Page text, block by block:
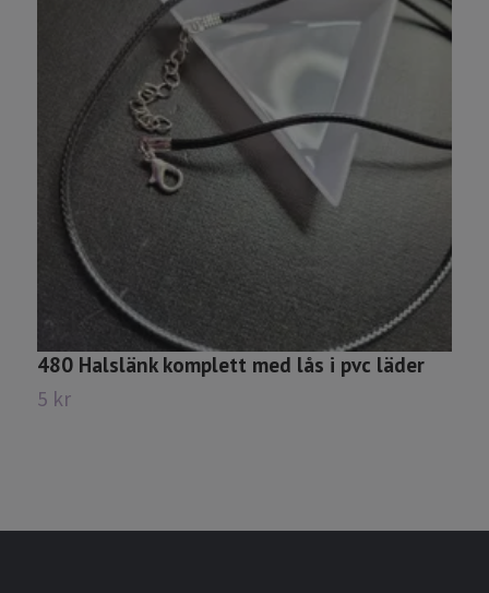
480 Halslänk komplett med lås i pvc läder
5 kr